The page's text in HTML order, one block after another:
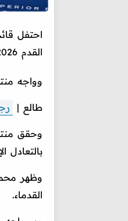
احتفل
القدم 2026، مساء الجمعة على حساب أستراليا، بطريقة خاصة.
وواجه
طالع |
بالتعادل
وظهر
القدماء.